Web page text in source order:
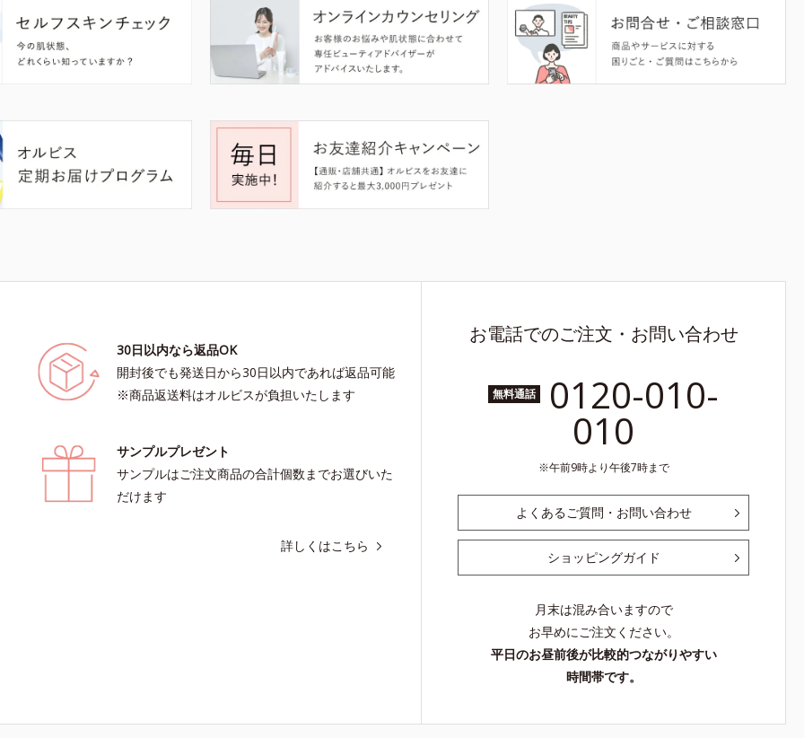
30日以内なら返品OK
開封後でも発送日から30日以内であれば返品可能
※商品返送料はオルビスが負担いたします
サンプルプレゼント
サンプルはご注文商品の合計個数までお選びいた
だけます
詳しくはこちら
お電話でのご注文・お問い合わせ
無料通話 0120-010-
010
午前9時より午後7時まで
よくあるご質問・お問い合わせ
ショッピングガイド
月末は混み合いますので
お早めにご注文ください。
平日のお昼前後が比較的つながりやすい
時間帯です。